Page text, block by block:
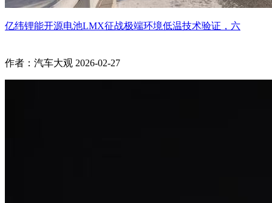
亿纬锂能开源电池LMX征战极端环境低温技术验证，六
作者：汽车大观 2026-02-27